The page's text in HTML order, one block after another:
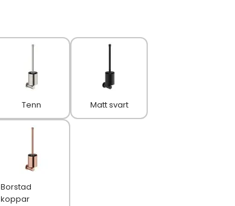
Tenn Matt svart
Borstad
koppar